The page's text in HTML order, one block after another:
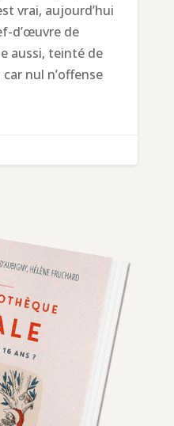
vrai, aujourd’hui
d’œuvre de
aussi, teinté de
nul n’offense